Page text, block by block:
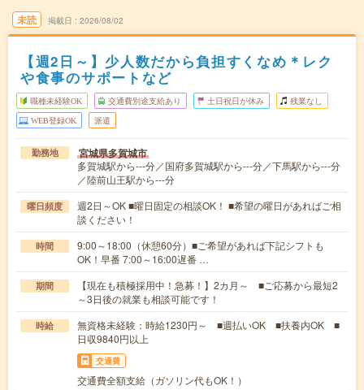
未読 掲載日 2026/08/02
【週2日～】少人数だから負担すくなめ＊レク
や食事のサポートなど
職種未経験OK 交通費別途支給あり 土日祝日が休み 残業なし
WEB登録OK 派遣
勤務地 宮城県多賀城市
多賀城駅から---分／国府多賀城駅から---分／下馬駅から---分
／陸前山王駅から---分
曜日頻度
週2日～OK ■曜日固定の相談OK！ ■希望の曜日があればご相
談ください！
時間
9:00～18:00（休憩60分）■ご希望があれば下記シフトも
OK！早番 7:00～16:00遅番 …
期間
【現在も積極採用中！急募！】2カ月～ ■ご応募から最短2
～3日後の就業も相談可能です！
時給
無資格未経験：時給1230円～ ■週払いOK ■扶養内OK ■
日収9840円以上
交通費
交通費全額支給（ガソリン代もOK！）